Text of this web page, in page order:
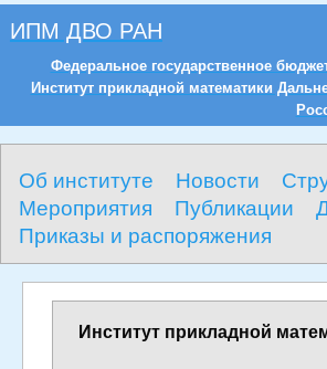
ИПМ ДВО РАН
Федеральное государственное
Институт прикладной математики
Об институте Новости
Мероприятия
Публикации
Приказы и распоряжения
Институт прикладной